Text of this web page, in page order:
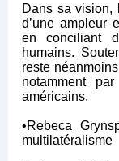
Dans sa vision,
d’une ampleur
en conciliant
humains.
reste
notamment
américains.
•Rebeca
multilatéralisme